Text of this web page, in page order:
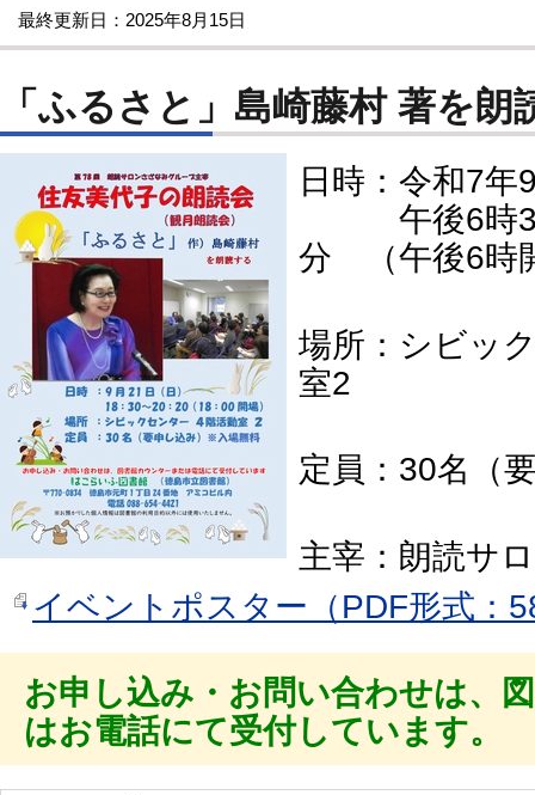
最終更新日：2025年8月15日
「ふるさと」島崎藤村 著を朗
日時：令和7年
午後6時30
分 （午後6時
場所：シビッ
室2
定員：30名（
主宰：朗読サ
イベントポスター（PDF形式：
お申し込み・お問い合わせは、
はお電話にて受付しています。